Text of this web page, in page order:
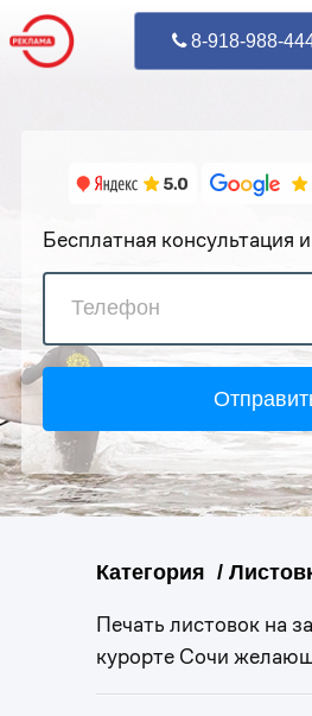
8-918-988-
Бесплатная консультация
Категория /
Печать листовок на
курорте Сочи